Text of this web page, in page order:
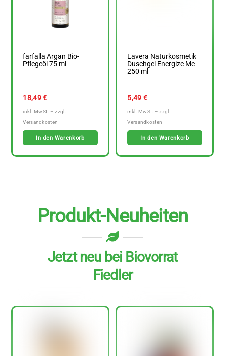
farfalla Argan Bio-
Pflegeöl 75 ml
18,49€
In den Warenkorb
Lavera Naturkosmetik
Duschgel Energize Me
250 ml
5,49 €
In den Warenkorb
Produkt-Neuheiten
Jetzt neu bei Biovorrat
Fiedler